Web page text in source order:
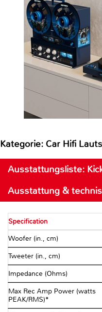
Kategorie: Car Hifi
Ausstattungsliste:
Ausstattung &
Specification
Woofer (in., cm)
Tweeter (in., cm)
Impedance (Ohms)
Max Rec Amp Power (watts
PEAK/RMS)*